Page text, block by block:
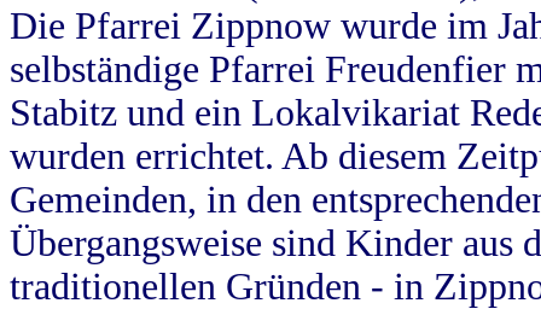
Die Pfarrei Zippnow wurde im
selbständige Pfarrei Freudenfier
Stabitz und ein Lokalvikariat
wurden errichtet. Ab diesem
Gemeinden, in den
Übergangsweise sind Kinder aus
traditionellen Gründen - in